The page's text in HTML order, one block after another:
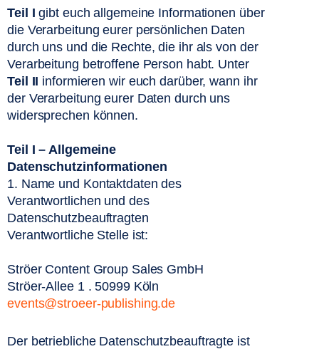
Teil I gibt euch allgemeine Informationen über
die Verarbeitung eurer persönlichen Daten
durch uns und die Rechte, die ihr als von der
Verarbeitung betroffene Person habt. Unter
Teil II informieren wir euch darüber, wann ihr
der Verarbeitung eurer Daten durch uns
widersprechen können.
Teil I – Allgemeine
Datenschutzinformationen
1. Name und Kontaktdaten des
Verantwortlichen und des
Datenschutzbeauftragten
Verantwortliche Stelle ist:
Ströer Content Group Sales GmbH
Ströer-Allee 1 . 50999 Köln
events@stroeer-publishing.de
Der betriebliche Datenschutzbeauftragte ist